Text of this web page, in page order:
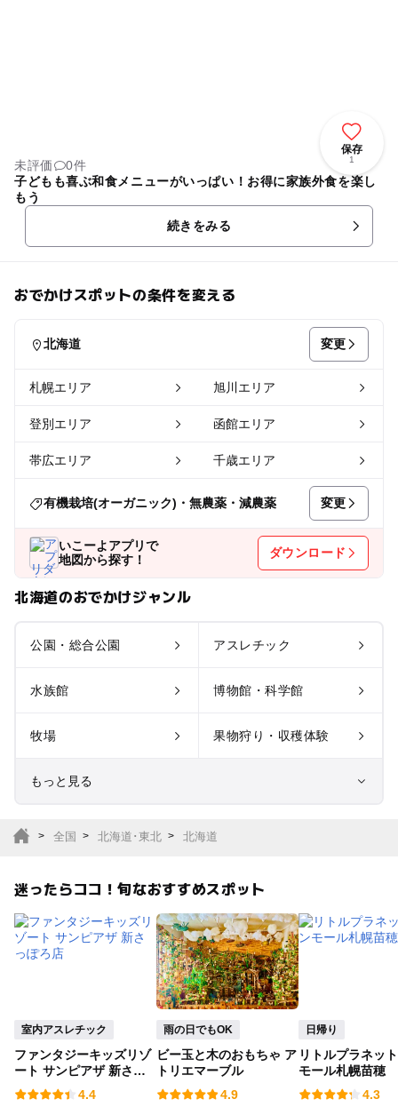
保存
1
未評価
0件
子どもも喜ぶ和食メニューがいっぱい！お得に家族外食を楽し
もう
続きをみる
おでかけスポットの条件を変える
北海道 変更
札幌エリア 旭川エリア
登別エリア 函館エリア
帯広エリア 千歳エリア
有機栽培(オーガニック)・無農薬・減農薬 変更
いこーよアプリで
地図から探す！
ダウンロード
北海道のおでかけジャンル
公園・総合公園 アスレチック
水族館 博物館・科学館
牧場 果物狩り・収穫体験
もっと見る
サファリパーク
植物園・フラワーパー
ク
バーベキュー
釣り 自然景観
いちご狩り 農業体験
全国 北海道･東北 北海道
迷ったらココ！旬なおすすめスポット
室内アスレチック
ファンタジーキッズリゾ
ート サンピアザ 新さっ
ぽろ店
4.4
雨の日でもOK
ビー玉と木のおもちゃ ア
トリエマーブル
4.9
日帰り
リトルプラネッ
モール札幌苗穂
4.3